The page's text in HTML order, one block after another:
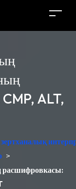
ALT,
зертханалық
>